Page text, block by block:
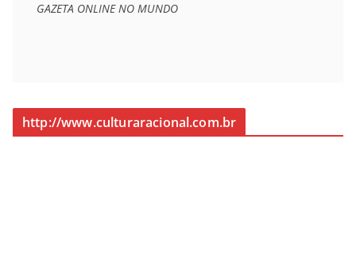
GAZETA ONLINE NO MUNDO
http://www.culturaracional.com.br